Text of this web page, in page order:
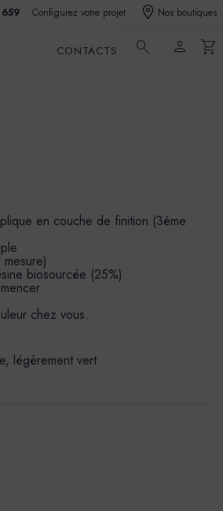
Configurez votre projet Nos boutiques
CONTACTS search person shopping_cart
en couche de finition (3ème
biosourcée (25%)
chez vous.
légèrement vert